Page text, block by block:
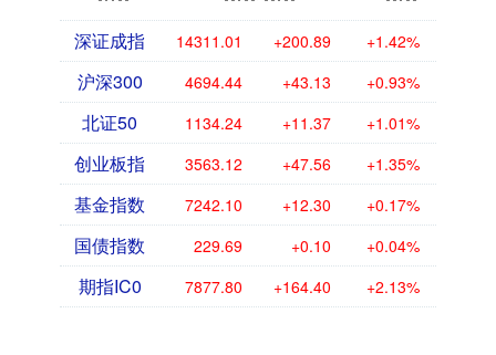
深证成指 14311.01 +200.89 +1.42%
沪深300 4694.44 +43.13 +0.93%
北证50 1134.24 +11.37 +1.01%
创业板指 3563.12 +47.56 +1.35%
基金指数 7242.10 +12.30 +0.17%
国债指数 229.69 +0.10 +0.04%
期指IC0 7877.80 +164.40 +2.13%